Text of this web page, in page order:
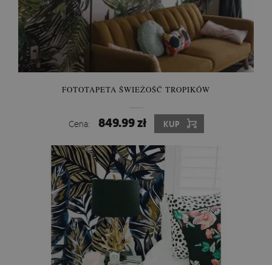
FOTOTAPETA ŚWIEŻOŚĆ TROPIKÓW
Cena: 849.99 zł KUP